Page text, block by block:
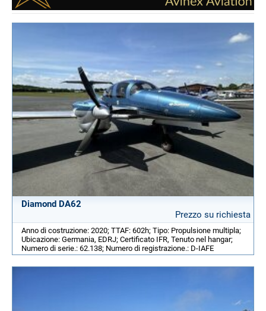
Diamond DA62
Prezzo su richiesta
Anno di costruzione: 2020; TTAF: 602h; Tipo: Propulsione multipla;
Ubicazione: Germania, EDRJ; Certificato IFR, Tenuto nel hangar;
Numero di serie.: 62.138; Numero di registrazione.: D-IAFE